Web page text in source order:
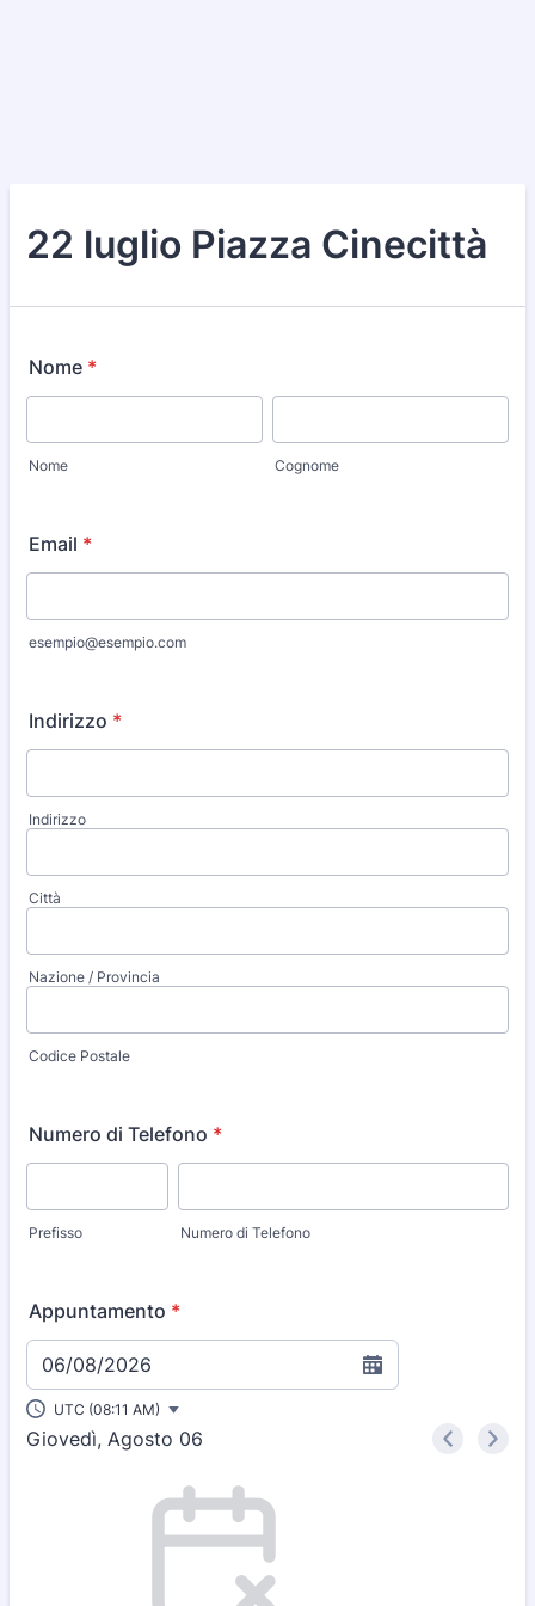
22 luglio Piazza Cinecittà
Nome *
Nome Cognome
Email *
esempio@esempio.com
Indirizzo *
Indirizzo
Città
Nazione / Provincia
Codice Postale
Numero di Telefono *
Prefisso Numero di Telefono
Appuntamento *
06/08/2026
Giovedì, Agosto 06 < >
UTC (08:11 AM)